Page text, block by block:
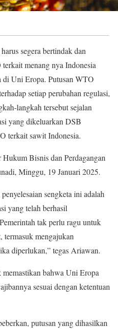
segera bertindak dan
menang nya Indonesia
di Uni Eropa. Putusan WTO
setiap perubahan regulasi,
langkah tersebut sejalan
yang dikeluarkan DSB
terkait sawit Indonesia.
Bisnis dan Perdagangan
Minggu, 19 Januari 2025.
sengketa ini adalah
yang telah berhasil
tak perlu ragu untuk
termasuk mengajukan
diperlukan,” tegas Ariawan.
bahwa Uni Eropa
sesuai dengan ketentuan
putusan yang dihasilkan